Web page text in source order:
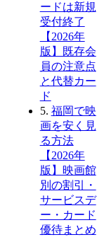
ードは新規
受付終了
【2026年
版】既存会
員の注意点
と代替カー
ド
5. 福岡で映
画を安く見
る方法
【2026年
版】映画館
別の割引・
サービスデ
ー・カード
優待まとめ